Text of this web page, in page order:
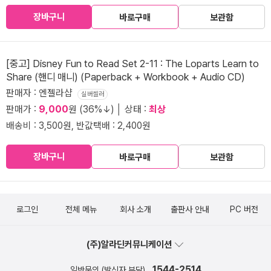
장바구니 바로구매 보관함
[중고] Disney Fun to Read Set 2-11 : The Loparts Learn to
Share (핸디 매니) (Paperback + Workbook + Audio CD)
판매자 : 엔젤라샵 실버셀러
판매가 : 9,000원 (36%↓) │ 상태 : 최상
배송비 : 3,500원, 반값택배 : 2,400원
장바구니 바로구매 보관함
로그인 전체 메뉴 회사 소개 출판사 안내 PC 버전
(주)알라딘커뮤니케이션